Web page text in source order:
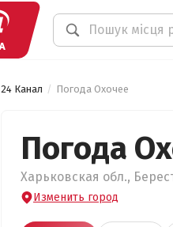
24 Канал Погода Охочее
Погода
Харьковская обл.,
Изменить город